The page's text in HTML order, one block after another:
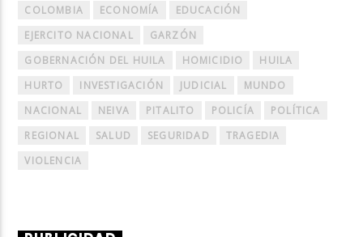
COLOMBIA
ECONOMÍA
EDUCACIÓN
EJERCITO NACIONAL
GARZÓN
GOBERNACIÓN DEL HUILA
HOMICIDIO
HUILA
HURTO
INVESTIGACIÓN JUDICIAL
MUNDO
NACIONAL
NEIVA PITALITO POLICÍA
POLÍTICA
REGIONAL
SALUD SEGURIDAD
TRAGEDIA
VIOLENCIA